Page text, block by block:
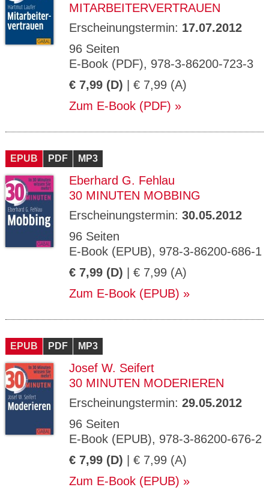
MITARBEITERVERTRAUEN
Erscheinungstermin: 17.07.2012
96 Seiten
E-Book (PDF), 978-3-86200-723-3
€ 7,99 (D) | € 7,99 (A)
Zum E-Book (PDF)
EPUB PDF MP3
Eberhard G. Fehlau
30 MINUTEN MOBBING
Erscheinungstermin: 30.05.2012
96 Seiten
E-Book (EPUB), 978-3-86200-686-1
€ 7,99 (D) | € 7,99 (A)
Zum E-Book (EPUB)
EPUB PDF MP3
Josef W. Seifert
30 MINUTEN MODERIEREN
Erscheinungstermin: 29.05.2012
96 Seiten
E-Book (EPUB), 978-3-86200-676-2
€ 7,99 (D) | € 7,99 (A)
Zum E-Book (EPUB)